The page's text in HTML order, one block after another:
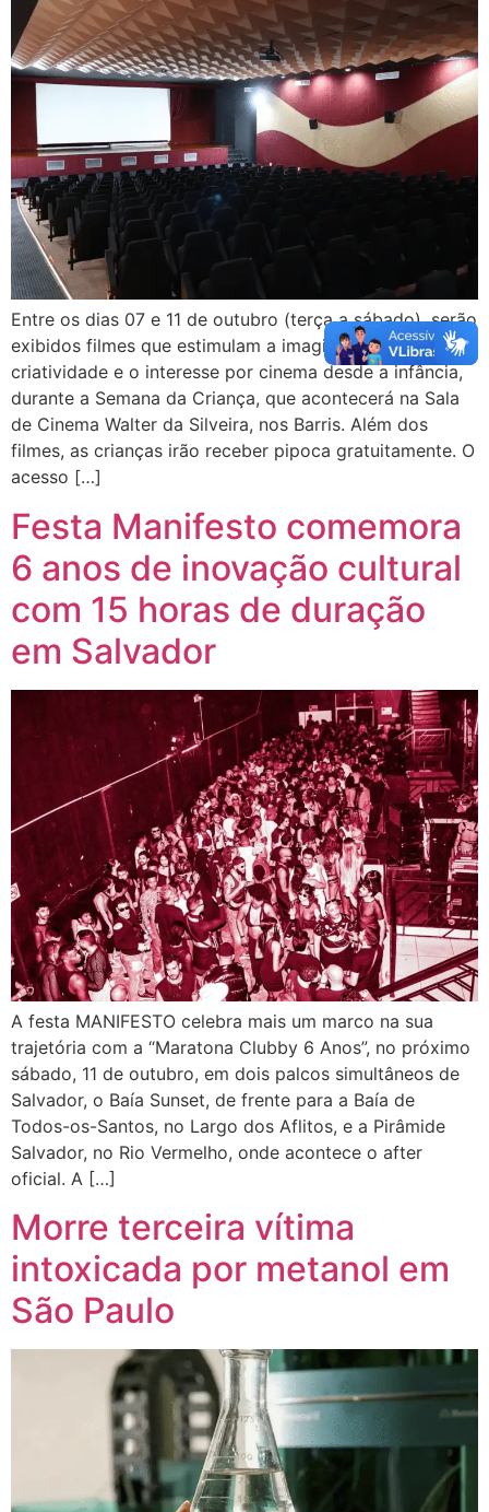
Entre os dias 07 e 11 de outubro (terça a sábado), serão
exibidos filmes que estimulam a imaginação, a
criatividade e o interesse por cinema desde a infância,
durante a Semana da Criança, que acontecerá na Sala
de Cinema Walter da Silveira, nos Barris. Além dos
filmes, as crianças irão receber pipoca gratuitamente. O
acesso […]
Festa Manifesto comemora
6 anos de inovação cultural
com 15 horas de duração
em Salvador
A festa MANIFESTO celebra mais um marco na sua
trajetória com a “Maratona Clubby 6 Anos”, no próximo
sábado, 11 de outubro, em dois palcos simultâneos de
Salvador, o Baía Sunset, de frente para a Baía de
Todos-os-Santos, no Largo dos Aflitos, e a Pirâmide
Salvador, no Rio Vermelho, onde acontece o after
oficial. A […]
Morre terceira vítima
intoxicada por metanol em
São Paulo